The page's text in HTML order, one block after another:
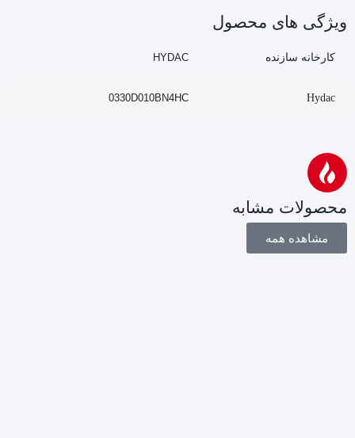
ویژگی های محصول
کارخانه سازنده HYDAC
Hydac
0330D010BN4HC
محصولات مشابه
مشاهده همه